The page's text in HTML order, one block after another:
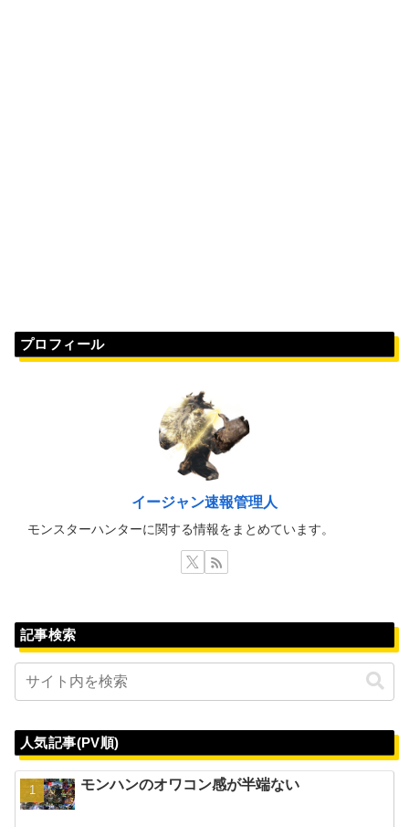
プロフィール
イージャン速報管理人
モンスターハンターに関する情報をまとめています。
記事検索
人気記事(PV順)
モンハンのオワコン感が半端ない